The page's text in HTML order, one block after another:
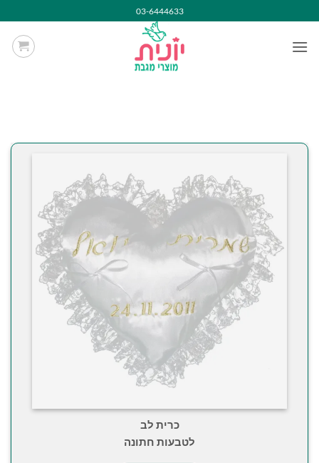
to
content
03-6444633
כרית לב
לטבעות חתונה